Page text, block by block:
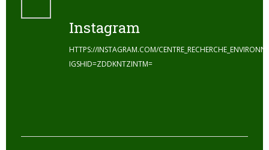
Instagram
HTTPS://INSTAGRAM.COM/
IGSHID=ZDDKNTZINTM=